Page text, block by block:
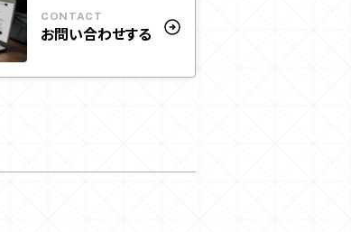
CONTACT
お問い合わせする